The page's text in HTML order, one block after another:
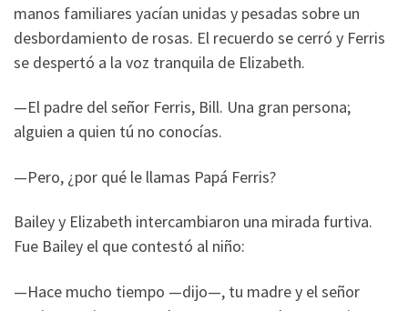
manos familiares yacían unidas y pesadas sobre un
desbordamiento de rosas. El recuerdo se cerró y Ferris
se despertó a la voz tranquila de Elizabeth.
—El padre del señor Ferris, Bill. Una gran persona;
alguien a quien tú no conocías.
—Pero, ¿por qué le llamas Papá Ferris?
Bailey y Elizabeth intercambiaron una mirada furtiva.
Fue Bailey el que contestó al niño:
—Hace mucho tiempo —dijo—, tu madre y el señor